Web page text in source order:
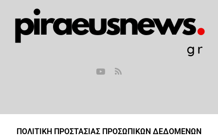
ΠΟΛΙΤΙΚΗ ΠΡΟΣΤΑΣΙΑΣ ΠΡΟΣΩΠΙΚΩΝ ΔΕΔΟΜΕΝΩΝ